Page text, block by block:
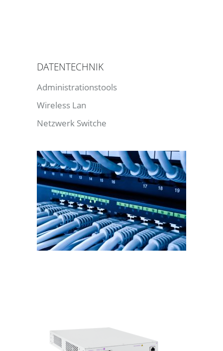
DATENTECHNIK
Administrationstools
Wireless Lan
Netzwerk Switche